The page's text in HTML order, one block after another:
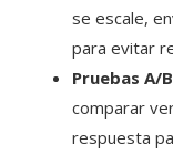
se escale,
para evitar
Pruebas A/
comparar
respuesta